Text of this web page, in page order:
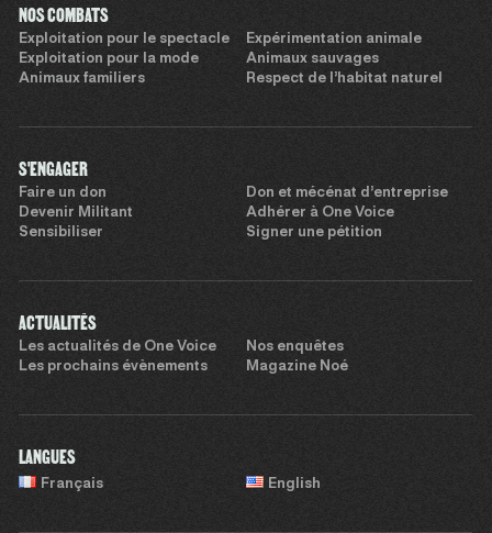
NOS COMBATS
Exploitation pour le spectacle
Expérimentation animale
Exploitation pour la mode
Animaux sauvages
Animaux familiers
Respect de l’habitat naturel
S'ENGAGER
Faire un don
Don et mécénat d’entreprise
Devenir Militant
Adhérer à One Voice
Sensibiliser
Signer une pétition
ACTUALITÉS
Les actualités de One Voice
Nos enquêtes
Les prochains évènements
Magazine Noé
LANGUES
Français English